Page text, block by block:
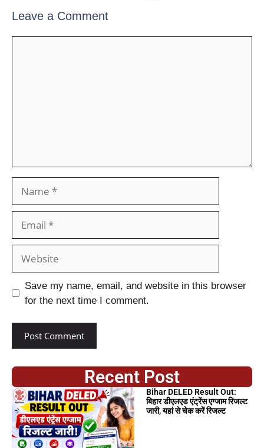
Leave a Comment
Save my name, email, and website in this browser
for the next time I comment.
Recent Post
Bihar DELED Result Out:
बिहार डीएलएड एंट्रेंस एग्जाम रिजल्ट
जारी, यहां से चेक करें रिजल्ट